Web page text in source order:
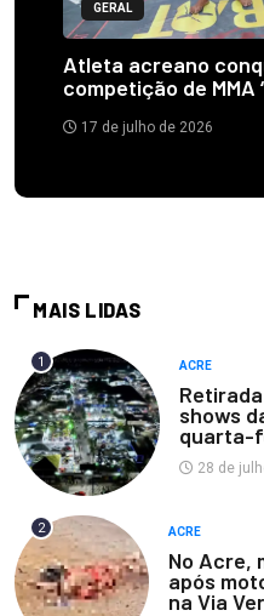
GERAL
Atleta acreano
competição de MMA
17 de julho de 2026
MAIS LIDAS
1 ACRE
shows
quarta-
28 de
2 ACRE
No Acre,
após
na Via